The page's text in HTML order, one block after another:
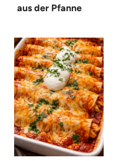
aus der Pfanne